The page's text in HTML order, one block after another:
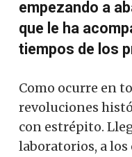
empezando a
que le ha
tiempos de los
Como ocurre en
revoluciones
con estrépito.
laboratorios, a